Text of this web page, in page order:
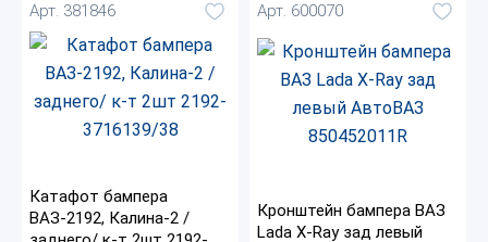
Арт. 381846
Катафот бампера
ВАЗ-2192, Калина-2 /
Арт. 600070
Кронштейн бампера ВАЗ
Lada X-Ray зад левый